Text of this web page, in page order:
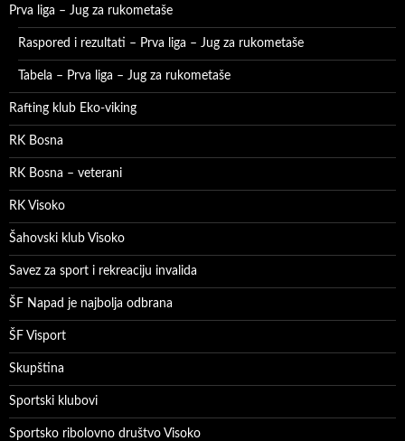
Prva liga – Jug za rukometaše
Raspored i rezultati – Prva liga – Jug za rukometaše
Tabela – Prva liga – Jug za rukometaše
Rafting klub Eko-viking
RK Bosna
RK Bosna – veterani
RK Visoko
Šahovski klub Visoko
Savez za sport i rekreaciju invalida
ŠF Napad je najbolja odbrana
ŠF Visport
Skupština
Sportski klubovi
Sportsko ribolovno društvo Visoko